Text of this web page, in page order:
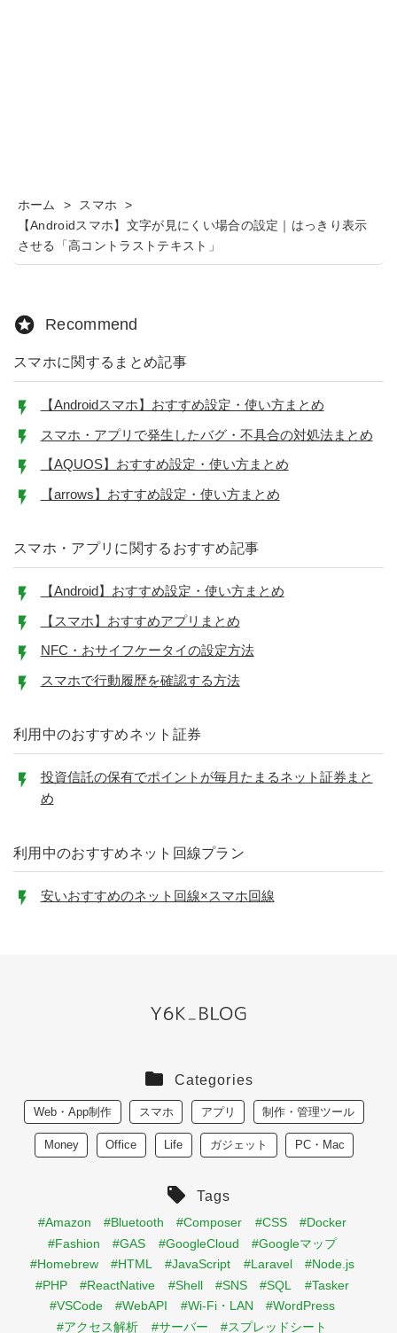
ホーム > スマホ
>
【Androidスマホ】文字が見にくい場合の設定｜はっきり表示
させる「高コントラストテキスト」
Recommend
スマホに関するまとめ記事
【Androidスマホ】おすすめ設定・使い方まとめ
スマホ・アプリで発生したバグ・不具合の対処法まとめ
【AQUOS】おすすめ設定・使い方まとめ
【arrows】おすすめ設定・使い方まとめ
スマホ・アプリに関するおすすめ記事
【Android】おすすめ設定・使い方まとめ
【スマホ】おすすめアプリまとめ
NFC・おサイフケータイの設定方法
スマホで行動履歴を確認する方法
利用中のおすすめネット証券
投資信託の保有でポイントが毎月たまるネット証券まと
め
利用中のおすすめネット回線プラン
安いおすすめのネット回線×スマホ回線
Categories
Web・App制作 スマホ アプリ 制作・管理ツール
Money Office Life ガジェット PC・Mac
Tags
#Amazon #Bluetooth #Composer #CSS
#Docker
#Fashion
#GAS #GoogleCloud
#Googleマップ
#Homebrew
#HTML #JavaScript #Laravel
#Node.js
#PHP
#ReactNative #Shell #SNS #SQL
#Tasker
#VSCode
#WebAPI #Wi-Fi・LAN
#WordPress
#アクセス解析
#サーバー #スプレッドシート